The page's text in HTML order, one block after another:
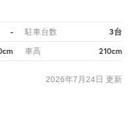
- 駐車台数 3台
車高 210cm
2026年7月24日 更新